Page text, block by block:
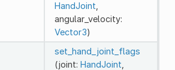
HandJoint
angular_velocity:
Vector3)
set_hand_joint_flags
(joint: HandJoint